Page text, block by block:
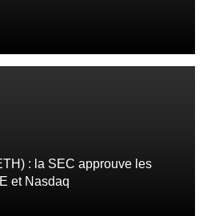
: la SEC approuve les
et Nasdaq